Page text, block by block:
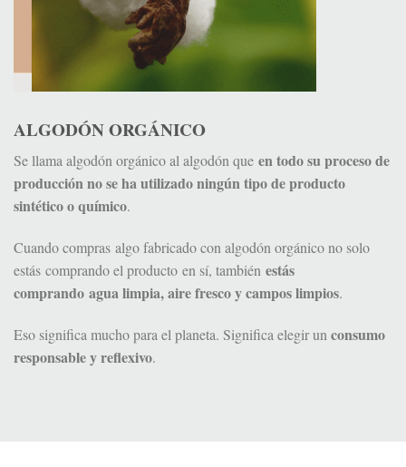
ALGODÓN ORGÁNICO
Se llama algodón orgánico al algodón que en todo su proceso de
producción no se ha utilizado ningún tipo de producto
sintético o químico.
Cuando compras algo fabricado con algodón orgánico no solo
estás comprando el producto en sí, también estás
comprando agua limpia, aire fresco y campos limpios.
Eso significa mucho para el planeta. Significa elegir un consumo
responsable y reflexivo.